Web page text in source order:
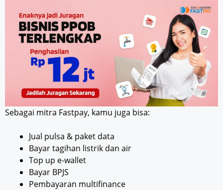
Sebagai mitra Fastpay, kamu juga bisa:
Jual pulsa & paket data
Bayar tagihan listrik dan air
Top up e-wallet
Bayar BPJS
Pembayaran multifinance